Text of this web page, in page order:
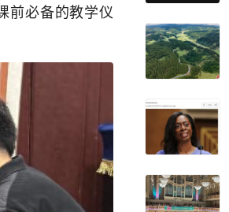
前必备的教学仪